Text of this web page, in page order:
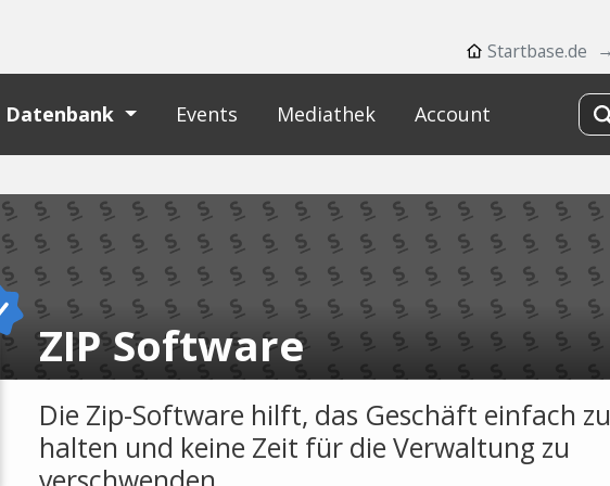
Startbase.de
Datenbank Events Mediathek Account
ZIP Software
Die Zip-Software hilft, das Geschäft einfach zu
halten und keine Zeit für die Verwaltung zu